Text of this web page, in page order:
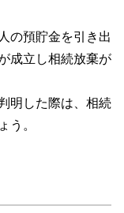
の預貯金を引き出
成立し相続放棄が
明した際は、相続
う。